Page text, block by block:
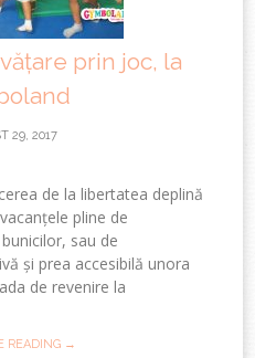
prin joc, la
29, 2017
de la libertatea deplină
pline de
sau de
și prea accesibilă unora
de revenire la
READING →